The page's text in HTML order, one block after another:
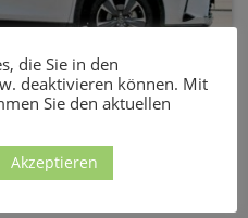
Lexus UX 300e
kann maximal mit 6,6
werden. [...]
die Sie in den
deaktivieren können. Mit
Sie den aktuellen
Akzeptieren